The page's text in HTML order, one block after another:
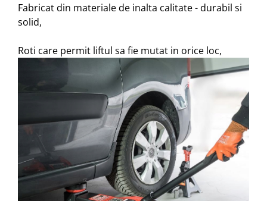
Fabricat din materiale de inalta calitate - durabil si
solid,
Roti care permit liftul sa fie mutat in orice loc,